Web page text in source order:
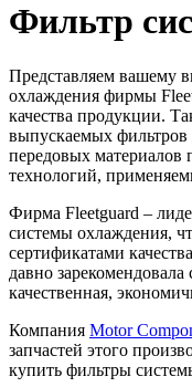
Фильтр
Представляем вашему
охлаждения фирмы
качества продукции.
выпускаемых фильтров
передовых
технологий,
Фирма Fleetguard –
системы охлаждения,
сертификатами
давно зарекомендовала
качественная,
Компания Motor
запчастей этого
купить фильтры